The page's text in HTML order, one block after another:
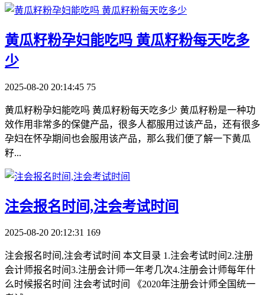
​黄瓜籽粉孕妇能吃吗 黄瓜籽粉每天吃多
少
2025-08-20 20:14:45 75
黄瓜籽粉孕妇能吃吗 黄瓜籽粉每天吃多少 黄瓜籽粉是一种功
效作用非常多的保健产品，很多人都服用过该产品，还有很多
孕妇在怀孕期间也会服用该产品，那么我们便了解一下黄瓜
籽...
​注会报名时间,注会考试时间
2025-08-20 20:12:31 169
注会报名时间,注会考试时间 本文目录 1.注会考试时间2.注册
会计师报名时间3.注册会计师一年考几次4.注册会计师每年什
么时候报名时间 注会考试时间 《2020年注册会计师全国统一